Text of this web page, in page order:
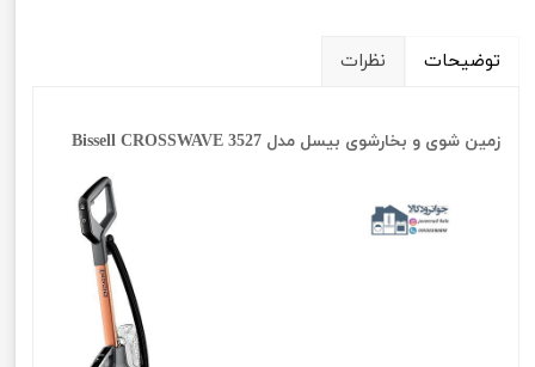
توضیحات نظرات
زمین شوی و بخارشوی بیسل مدل Bissell CROSSWAVE 3527